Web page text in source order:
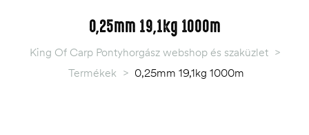
0,25mm 19,1kg 1000m
King Of Carp Pontyhorgász webshop és szaküzlet >
Termékek > 0,25mm 19,1kg 1000m